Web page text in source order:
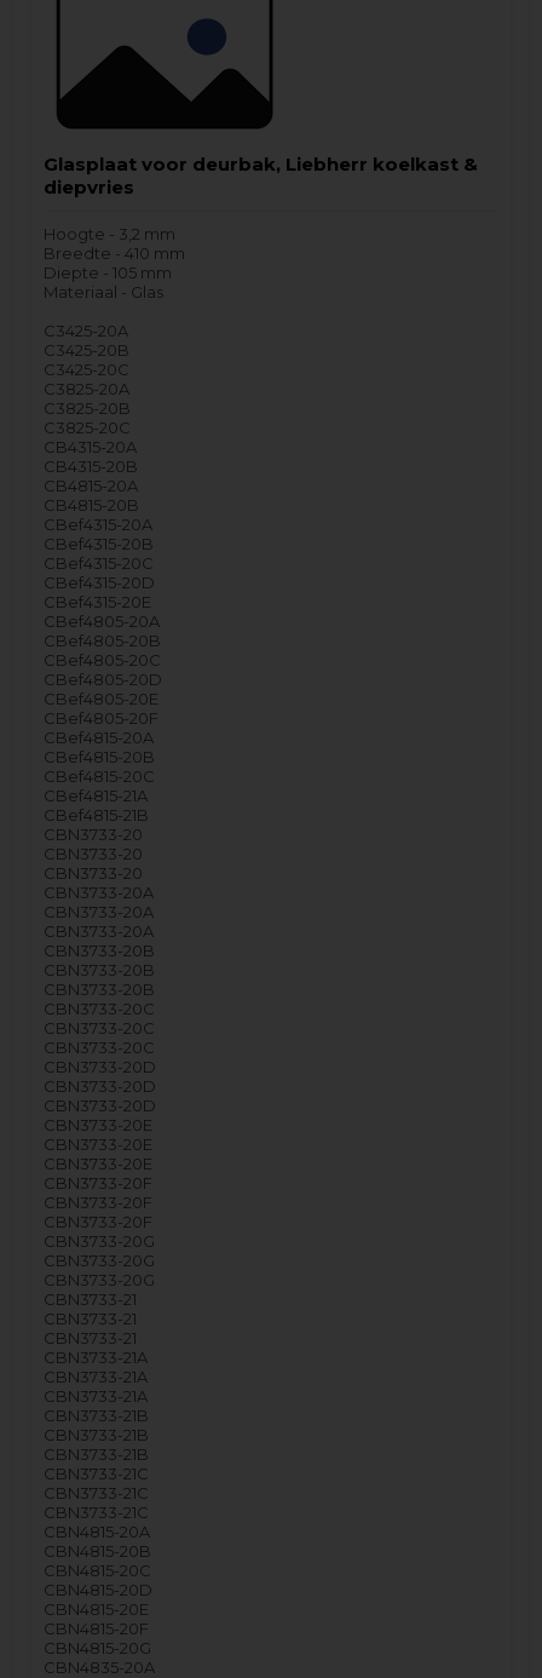
Glasplaat voor deurbak, Liebherr koelkast &
diepvries
Hoogte - 3,2 mm
Breedte - 410 mm
Diepte - 105 mm
Materiaal - Glas
C3425-20A
C3425-20B
C3425-20C
C3825-20A
C3825-20B
C3825-20C
CB4315-20A
CB4315-20B
CB4815-20A
CB4815-20B
CBef4315-20A
CBef4315-20B
CBef4315-20C
CBef4315-20D
CBef4315-20E
CBef4805-20A
CBef4805-20B
CBef4805-20C
CBef4805-20D
CBef4805-20E
CBef4805-20F
CBef4815-20A
CBef4815-20B
CBef4815-20C
CBef4815-21A
CBef4815-21B
CBN3733-20
CBN3733-20
CBN3733-20
CBN3733-20A
CBN3733-20A
CBN3733-20A
CBN3733-20B
CBN3733-20B
CBN3733-20B
CBN3733-20C
CBN3733-20C
CBN3733-20C
CBN3733-20D
CBN3733-20D
CBN3733-20D
CBN3733-20E
CBN3733-20E
CBN3733-20E
CBN3733-20F
CBN3733-20F
CBN3733-20F
CBN3733-20G
CBN3733-20G
CBN3733-20G
CBN3733-21
CBN3733-21
CBN3733-21
CBN3733-21A
CBN3733-21A
CBN3733-21A
CBN3733-21B
CBN3733-21B
CBN3733-21B
CBN3733-21C
CBN3733-21C
CBN3733-21C
CBN4815-20A
CBN4815-20B
CBN4815-20C
CBN4815-20D
CBN4815-20E
CBN4815-20F
CBN4815-20G
CBN4835-20A